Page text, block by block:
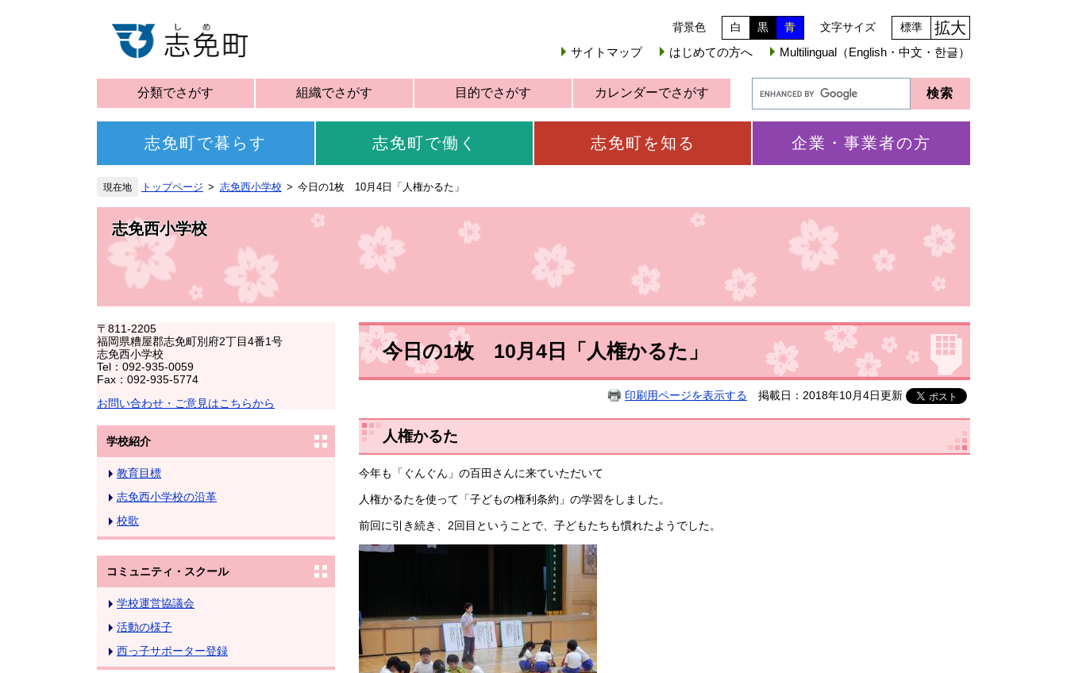
背景色 白 黒 青 文字サイズ 標準 拡大
サイトマップ はじめての方へ Multilingual（English・中文・한글）
分類でさがす 組織でさがす 目的でさがす カレンダーでさがす
志免町で暮らす 志免町で働く 志免町を知る 企業・事業者の方
トップページ 志免西小学校 今日の1枚 10月4日「人権かるた」
志免西小学校
〒811-2205
福岡県糟屋郡志免町別府2丁目4番1号
志免西小学校
Tel：092-935-0059
Fax：092-935-5774
お問い合わせ・ご意見はこちらから
学校紹介
教育目標
志免西小学校の沿革
校歌
コミュニティ・スクール
学校運営協議会
活動の様子
西っ子サポーター登録
今日の1枚 10月4日「人権かるた」
印刷用ページを表示する 掲載日：2018年10月4日更新
人権かるた
今年も「ぐんぐん」の百田さんに来ていただいて
人権かるたを使って「子どもの権利条約」の学習をしました。
前回に引き続き、2回目ということで、子どもたちも慣れたようでした。